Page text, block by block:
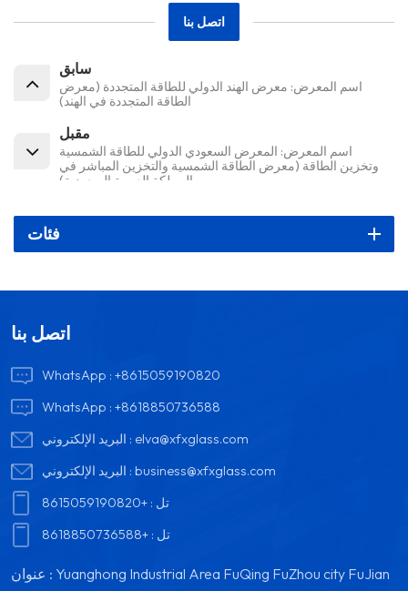
اتصل بنا
سابق
اسم المعرض: معرض الهند الدولي للطاقة المتجددة (معرض
الطاقة المتجددة في الهند)
مقبل
اسم المعرض: المعرض السعودي الدولي للطاقة الشمسية
وتخزين الطاقة (معرض الطاقة الشمسية والتخزين المباشر في
المملكة العربية السعودية)
فئات
اتصل بنا
WhatsApp :+8615059190820
WhatsApp :+8618850736588
البريد الإلكتروني : elva@xfxglass.com
البريد الإلكتروني :business@xfxglass.com
تل : +8615059190820
تل : +8618850736588
عنوان : Yuanghong Industrial Area FuQing FuZhou city FuJian